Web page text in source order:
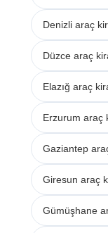
Denizli araç
Düzce araç
Elazığ araç
Erzurum araç
Gaziantep
Giresun araç
Gümüşhane